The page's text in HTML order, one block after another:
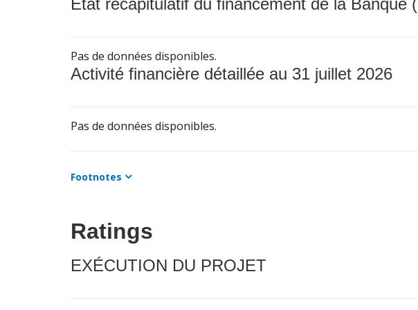
État récapitulatif du financement de la Banque
Pas de données disponibles.
Activité financière détaillée au 31 juillet 2026
Pas de données disponibles.
Footnotes
Ratings
EXÉCUTION DU PROJET